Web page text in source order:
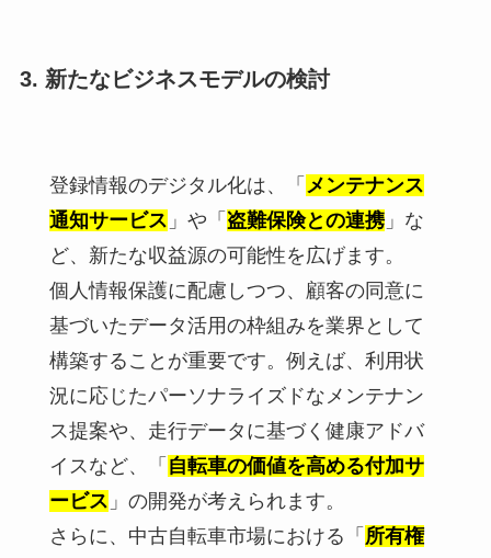
3. 新たなビジネスモデルの検討
登録情報のデジタル化は、「 メンテナンス
通知サービス 」や「 盗難保険との連携」な
ど、新たな収益源の可能性を広げます。
個人情報保護に配慮しつつ、顧客の同意に
基づいたデータ活用の枠組みを業界として
構築することが重要です。例えば、利用状
況に応じたパーソナライズドなメンテナン
ス提案や、走行データに基づく健康アドバ
イスなど、「 自転車の価値を高める付加サ
ービス 」の開発が考えられます。
さらに、中古自転車市場における「 所有権